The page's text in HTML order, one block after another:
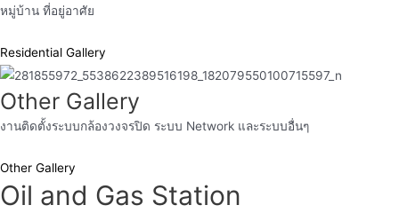
หมู่บ้าน ที่อยู่อาศัย
Residential Gallery
Other Gallery
งานติดตั้งระบบกล้องวงจรปิด ระบบ Network และระบบอื่นๆ
Other Gallery
Oil and Gas Station